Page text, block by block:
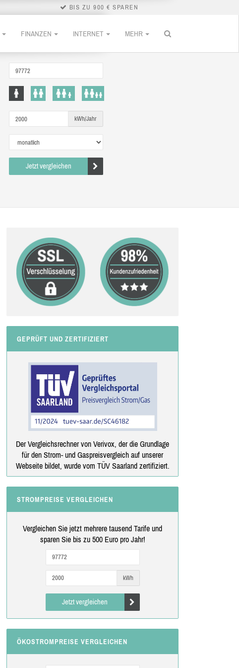
BIS ZU 900 € SPAREN
FINANZEN INTERNET MEHR
kWh/Jahr
Jetzt vergleichen
GEPRÜFT UND ZERTIFIZIERT
Der Vergleichsrechner von Verivox, der die Grundlage
für den Strom- und Gaspreisvergleich auf unserer
Webseite bildet, wurde vom TÜV Saarland zertifiziert.
STROMPREISE VERGLEICHEN
Vergleichen Sie jetzt mehrere tausend Tarife und
sparen Sie bis zu 500 Euro pro Jahr!
kWh
Jetzt vergleichen
ÖKOSTROMPREISE VERGLEICHEN